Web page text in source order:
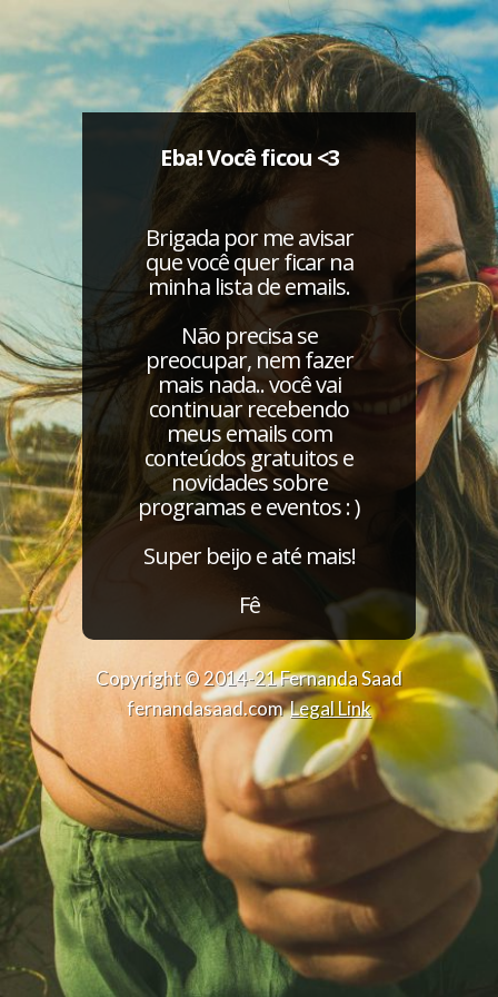
Eba! Você ficou <3
Brigada por me avisar
que você quer ficar na
minha lista de emails.
Não precisa se
preocupar, nem fazer
mais nada.. você vai
continuar recebendo
meus emails com
conteúdos gratuitos e
novidades sobre
programas e eventos : )
Super beijo e até mais!
Fê
Copyright © 2014-21 Fernanda Saad
fernandasaad.comLegal Link